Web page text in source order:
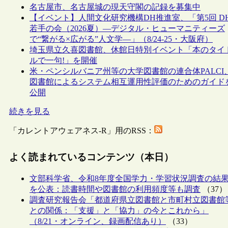
名古屋市、名古屋城の現天守閣の記録を募集中
【イベント】人間文化研究機構DH推進室、「第5回
若手の会（2026夏）―デジタル・ヒューマニティーズ
で“繋がる×広がる”人文学―」（8/24-25・大阪府）
埼玉県立久喜図書館、休館日特別イベント「本のタイ
ルで一句!」を開催
米・ペンシルバニア州等の大学図書館の連合体PALCI、
図書館によるシステム相互運用性評価のためのガイド
公開
続きを見る
「カレントアウェアネス-R」用のRSS：
よく読まれているコンテンツ（本日）
文部科学省、令和8年度全国学力・学習状況調査の結
を公表：読書時間や図書館の利用頻度等も調査 （37）
調査研究報告会「都道府県立図書館と市町村立図書館
との関係：「支援」と「協力」の今とこれから」
（8/21・オンライン、録画配信あり）
（33）